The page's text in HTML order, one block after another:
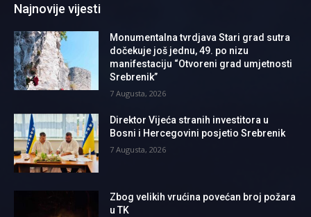
Najnovije vijesti
Monumentalna tvrdjava Stari grad sutra
dočekuje još jednu, 49. po nizu
manifestaciju “Otvoreni grad umjetnosti
Srebrenik”
7 Augusta, 2026
Direktor Vijeća stranih investitora u
Bosni i Hercegovini posjetio Srebrenik
7 Augusta, 2026
Zbog velikih vrućina povećan broj požara
u TK